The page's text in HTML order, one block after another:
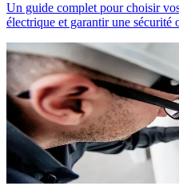
Un guide complet pour choisir
électrique et garantir une sécurité